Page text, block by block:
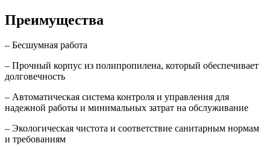
Преимущества
– Бесшумная работа
– Прочный корпус из полипропилена, который обеспечивает
долговечность
– Автоматическая система контроля и управления для
надежной работы и минимальных затрат на обслуживание
– Экологическая чистота и соответствие санитарным нормам
и требованиям